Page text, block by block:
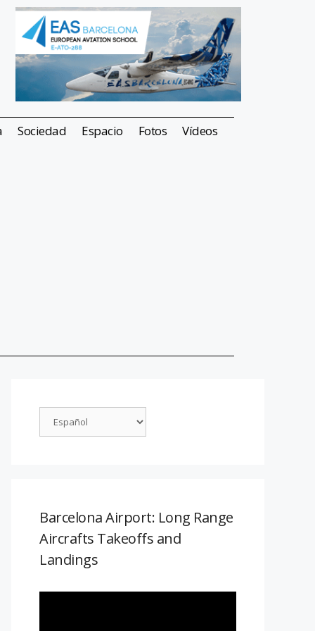
Sociedad Espacio Fotos Vídeos
Barcelona Airport: Long Range
Aircrafts Takeoffs and
Landings